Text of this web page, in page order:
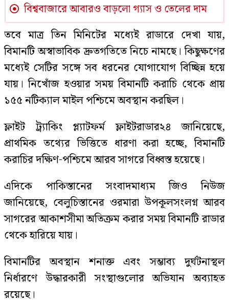
বিশ্ববাজারে আবারও বাড়লো গ্যাস ও তেলের দাম
তবে মাত্র তিন মিনিটের মধ্যেই রাডারে দেখা যায়,
বিমানটি অস্বাভাবিক দ্রুতগতিতে নিচে নামছে। কিছুক্ষণের
মধ্যেই সেটির সঙ্গে সব ধরনের যোগাযোগ বিচ্ছিন্ন হয়ে
যায়। নিখোঁজ হওয়ার সময় বিমানটি করাচি থেকে প্রায়
১৫৫ নটিক্যাল মাইল পশ্চিমে অবস্থান করছিল।
ফ্লাইট ট্র্যাকিং প্ল্যাটফর্ম ফ্লাইটরাডার২৪ জানিয়েছে,
প্রাথমিক তথ্যের ভিত্তিতে ধারণা করা হচ্ছে, বিমানটি
করাচির দক্ষিণ-পশ্চিমে আরব সাগরে বিধ্বস্ত হয়েছে।
এদিকে পাকিস্তানের সংবাদমাধ্যম জিও নিউজ
জানিয়েছে, বেলুচিস্তানের ওরমারা উপকূলসংলগ্ন আরব
সাগরের আকাশসীমা অতিক্রম করার সময় বিমানটি রাডার
থেকে হারিয়ে যায়।
বিমানটির অবস্থান শনাক্ত এবং সম্ভাব্য দুর্ঘটনাস্থল
নির্ধারণে উদ্ধারকারী সংস্থাগুলোর অভিযান অব্যাহত
রয়েছে।